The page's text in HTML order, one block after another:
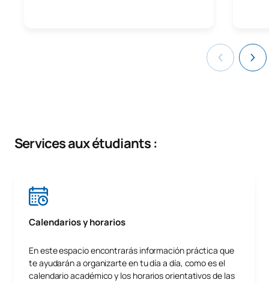
Services aux étudiants :
Calendarios y horarios
En este espacio encontrarás información práctica que
te ayudarán a organizarte en tu día a día, como es el
calendario académico y los horarios orientativos de las